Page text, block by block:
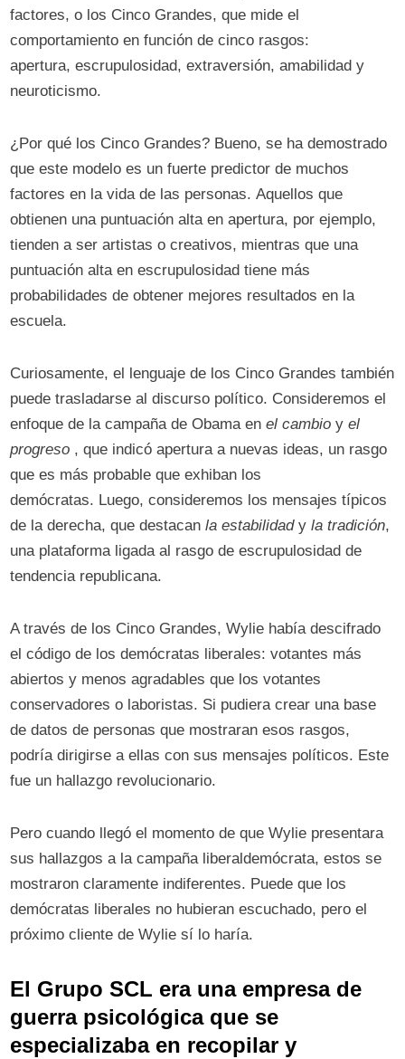
factores, o los Cinco Grandes, que mide el
comportamiento en función de cinco rasgos:
apertura, escrupulosidad, extraversión, amabilidad y
neuroticismo.
¿Por qué los Cinco Grandes? Bueno, se ha demostrado
que este modelo es un fuerte predictor de muchos
factores en la vida de las personas. Aquellos que
obtienen una puntuación alta en apertura, por ejemplo,
tienden a ser artistas o creativos, mientras que una
puntuación alta en escrupulosidad tiene más
probabilidades de obtener mejores resultados en la
escuela.
Curiosamente, el lenguaje de los Cinco Grandes también
puede trasladarse al discurso político. Consideremos el
enfoque de la campaña de Obama enel cambio yel
progreso , que indicó apertura a nuevas ideas, un rasgo
que es más probable que exhiban los
demócratas. Luego, consideremos los mensajes típicos
de la derecha, que destacanla estabilidadyla tradición,
una plataforma ligada al rasgo de escrupulosidad de
tendencia republicana.
A través de los Cinco Grandes, Wylie había descifrado
el código de los demócratas liberales: votantes más
abiertos y menos agradables que los votantes
conservadores o laboristas. Si pudiera crear una base
de datos de personas que mostraran esos rasgos,
podría dirigirse a ellas con sus mensajes políticos. Este
fue un hallazgo revolucionario.
Pero cuando llegó el momento de que Wylie presentara
sus hallazgos a la campaña liberaldemócrata, estos se
mostraron claramente indiferentes. Puede que los
demócratas liberales no hubieran escuchado, pero el
próximo cliente de Wylie sí lo haría.
El Grupo SCL era una empresa de
guerra psicológica que se
especializaba en recopilar y